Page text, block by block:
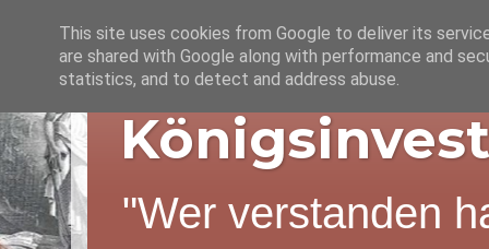
"Wer verstanden
This site uses cookies from Google to deliver its
are shared with Google along with performance and
statistics, and to detect and address abuse.